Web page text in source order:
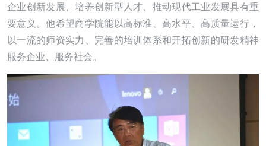
企业创新发展、培养创新型人才、推动现代工业发展具有重
要意义。他希望商学院能以高标准、高水平、高质量运行，
以一流的师资实力、完善的培训体系和开拓创新的研发精神
服务企业、服务社会。